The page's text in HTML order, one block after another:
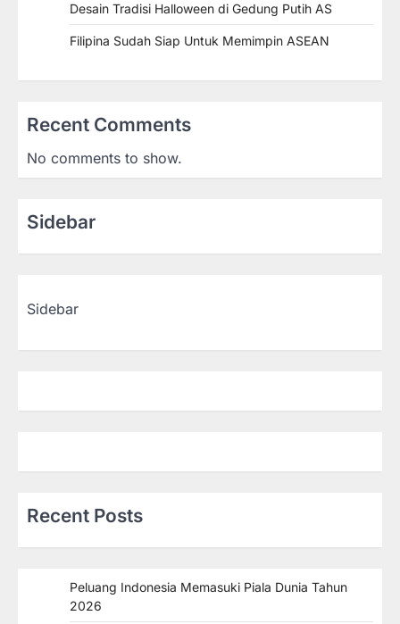
Desain Tradisi Halloween di Gedung Putih AS
Filipina Sudah Siap Untuk Memimpin ASEAN
Recent Comments
No comments to show.
Sidebar
Sidebar
Recent Posts
Peluang Indonesia Memasuki Piala Dunia Tahun
2026